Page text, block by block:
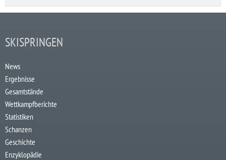
SKISPRINGEN
News
Ergebnisse
Gesamtstände
Wettkampfberichte
Statistiken
Schanzen
Geschichte
Enzyklopädie